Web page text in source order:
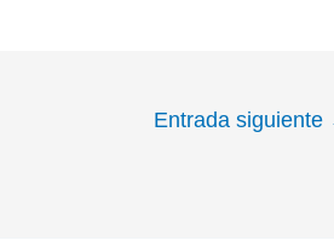
Entrada siguiente